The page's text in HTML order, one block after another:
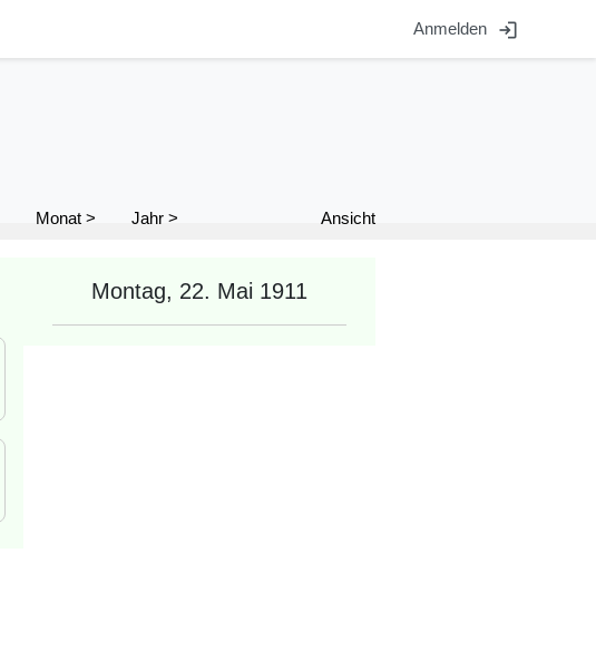
Anmelden login
Monat > Jahr > Ansicht
Montag, 22. Mai 1911